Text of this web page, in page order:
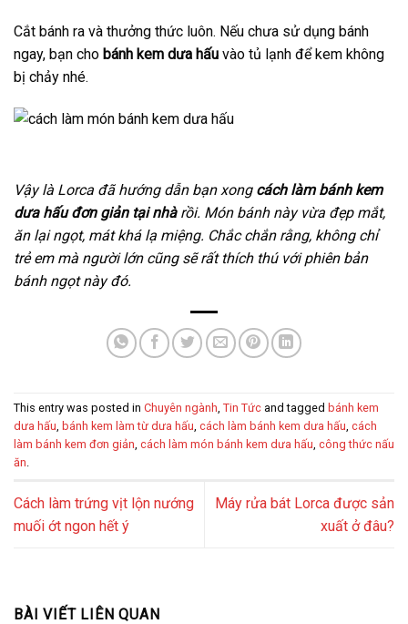
Cắt bánh ra và thưởng thức luôn. Nếu chưa sử dụng bánh
ngay, bạn cho bánh kem dưa hấu vào tủ lạnh để kem không
bị chảy nhé.
Vậy là Lorca đã hướng dẫn bạn xong cách làm bánh kem
dưa hấu đơn giản tại nhàrồi. Món bánh này vừa đẹp mắt,
ăn lại ngọt, mát khá lạ miệng. Chắc chắn rằng, không chỉ
trẻ em mà người lớn cũng sẽ rất thích thú với phiên bản
bánh ngọt này đó.
This entry was posted in Chuyên ngành Tin Tức and tagged bánh kem
dưa hấu bánh kem làm từ dưa hấu cách làm bánh kem dưa hấu cách
làm bánh kem đơn giản cách làm món bánh kem dưa hấu công thức nấu
ăn
Cách làm trứng vịt lộn nướng
muối ớt ngon hết ý
Máy rửa bát Lorca được sản
xuất ở đâu?
BÀI VIẾT LIÊN QUAN